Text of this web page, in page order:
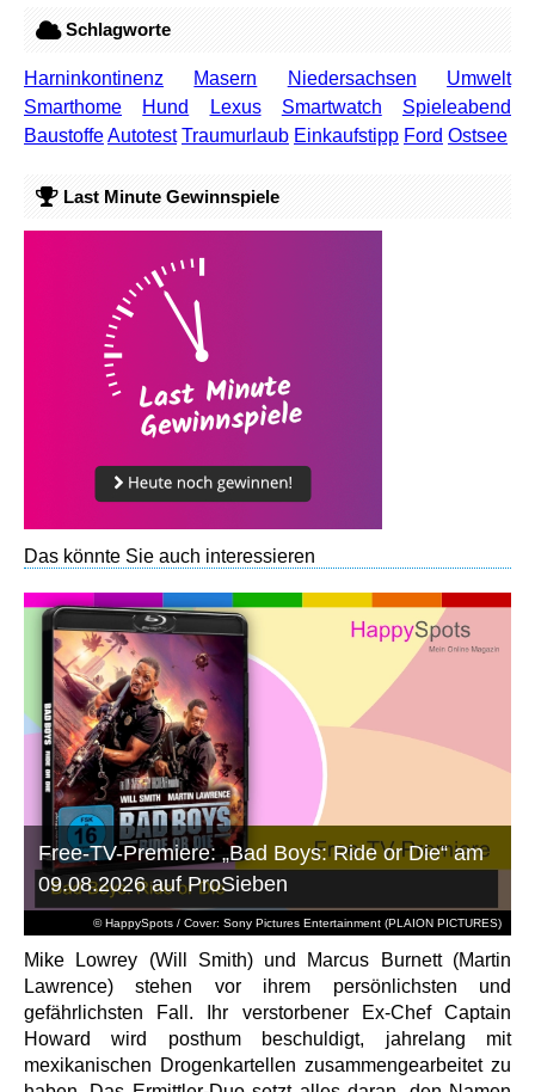
Schlagworte
Harninkontinenz Masern Niedersachsen
Umwelt
Smarthome
Hund Lexus Smartwatch
Spieleabend
BaustoffeAutotest Traumurlaub Einkaufstipp Ford Ostsee
Last Minute Gewinnspiele
Das könnte Sie auch interessieren
© HappySpots / Cover: Sony Pictures Entertainment (PLAION PICTURES)
Free-TV-Premiere: „Bad Boys: Ride or Die“ am
09.08.2026 auf ProSieben
Mike Lowrey (Will Smith) und Marcus Burnett (Martin
Lawrence) stehen vor ihrem persönlichsten und
gefährlichsten Fall. Ihr verstorbener Ex-Chef Captain
Howard wird posthum beschuldigt, jahrelang mit
mexikanischen Drogenkartellen zusammengearbeitet zu